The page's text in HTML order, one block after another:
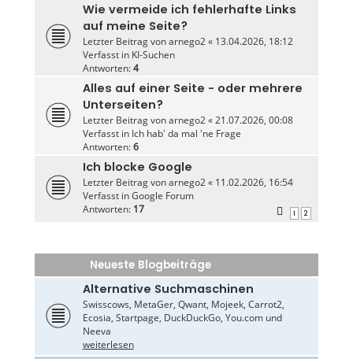
Wie vermeide ich fehlerhafte Links
auf meine Seite?
Letzter Beitrag vonarnego2« 13.04.2026, 18:12
Verfasst in KI-Suchen
Antworten:4
Alles auf einer Seite - oder mehrere
Unterseiten?
Letzter Beitrag vonarnego2«21.07.2026, 00:08
Verfasst in Ich hab' da mal 'ne Frage
Antworten:6
Ich blocke Google
Letzter Beitrag vonarnego2« 11.02.2026, 16:54
Verfasst inGoogle Forum
Antworten: 17 1 2
Neueste Blogbeiträge
Alternative Suchmaschinen
Swisscows, MetaGer, Qwant, Mojeek, Carrot2,
Ecosia, Startpage, DuckDuckGo, You.com und
Neeva
weiterlesen